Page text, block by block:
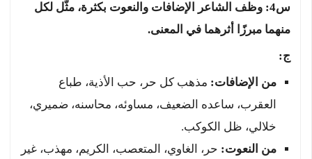
س4: وظف الشاعر الإضافات والنعوت بكثرة، مثّل لكل
منهما مبرزًا أثرهما في المعنى.
ج:
من الإضافات: مذهب كل حر، حب الأذية، طباع
العقرب، ساعده الضعيف، مساوئه، محاسنه، ضميري،
خلالي، ظل الكوكب.
من النعوت: حر، الغاوي، المتعصب، الكريم، مهذب، غير